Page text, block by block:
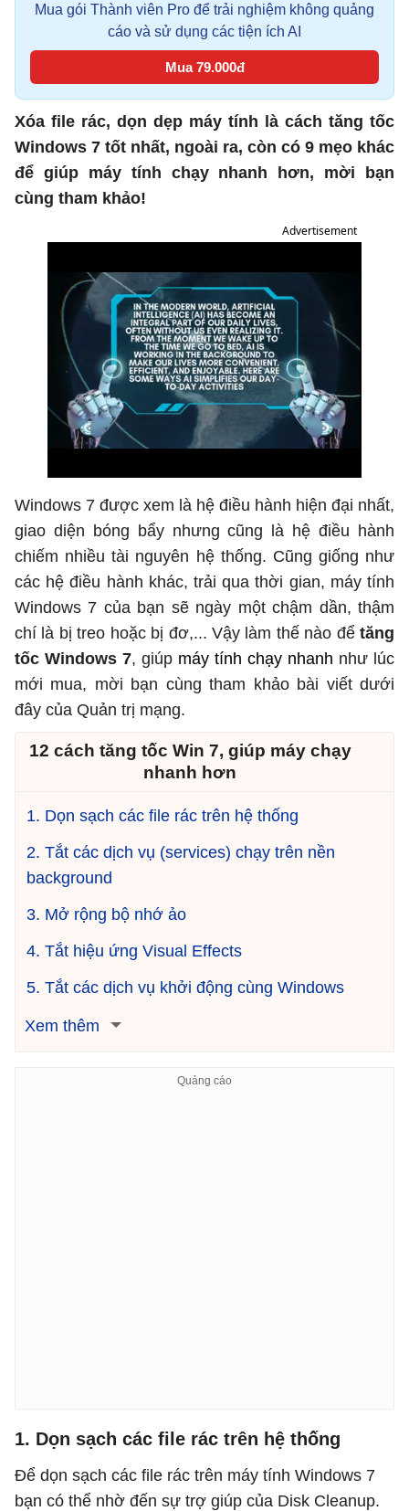
Mua gói Thành viên Pro để trải nghiệm không quảng
cáo và sử dụng các tiện ích AI
Mua 79.000đ
Xóa file rác, dọn dẹp máy tính là cách tăng tốc
Windows 7 tốt nhất, ngoài ra, còn có 9 mẹo khác
để giúp máy tính chạy nhanh hơn, mời bạn
cùng tham khảo!
Advertisement
Windows 7 được xem là hệ điều hành hiện đại nhất,
giao diện bóng bẩy nhưng cũng là hệ điều hành
chiếm nhiều tài nguyên hệ thống. Cũng giống như
các hệ điều hành khác, trải qua thời gian, máy tính
Windows 7 của bạn sẽ ngày một chậm dần, thậm
chí là bị treo hoặc bị đơ,... Vậy làm thế nào để tăng
tốc Windows 7, giúp máy tính chạy nhanh như lúc
mới mua, mời bạn cùng tham khảo bài viết dưới
đây của Quản trị mạng.
12 cách tăng tốc Win 7, giúp máy chạy
nhanh hơn
1. Dọn sạch các file rác trên hệ thống
2. Tắt các dịch vụ (services) chạy trên nền
background
3. Mở rộng bộ nhớ ảo
4. Tắt hiệu ứng Visual Effects
5. Tắt các dịch vụ khởi động cùng Windows
Xem thêm
1. Dọn sạch các file rác trên hệ thống
Để dọn sạch các file rác trên máy tính Windows 7
bạn có thể nhờ đến sự trợ giúp của Disk Cleanup.